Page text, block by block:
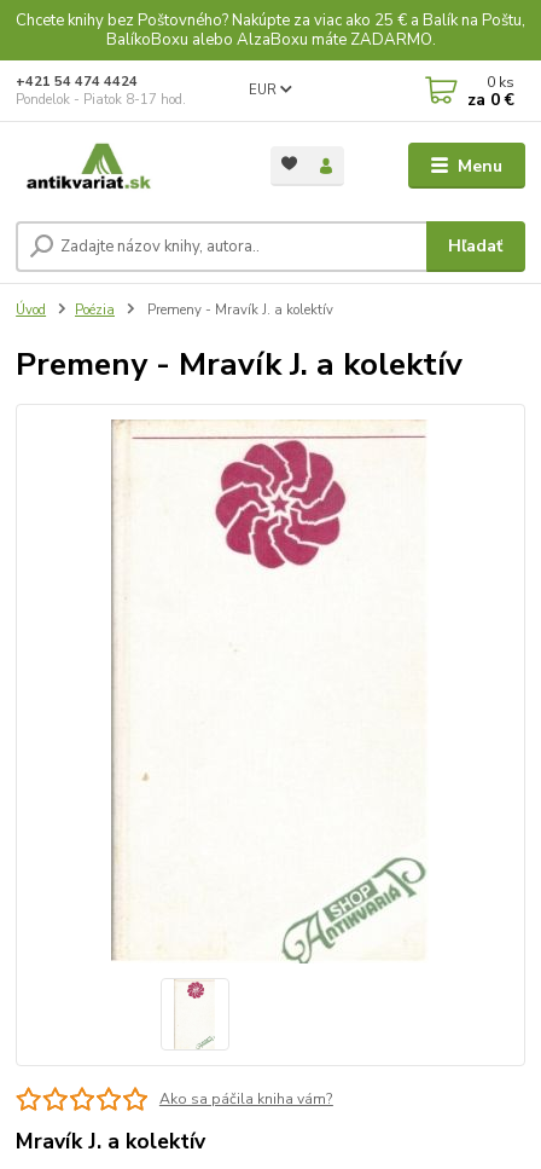
Chcete knihy bez Poštovného? Nakúpte za viac ako 25 € a Balík na Poštu,
BalíkoBoxu alebo AlzaBoxu máte ZADARMO.
Menu
EUR
Hľadať
+421 54 474 4424
Pondelok - Piatok 8-17 hod.
0 ks
za 0 €
Úvod Poézia Premeny - Mravík J. a kolektív
Premeny - Mravík J. a kolektív
Ako sa páčila kniha vám?
Mravík J. a kolektív